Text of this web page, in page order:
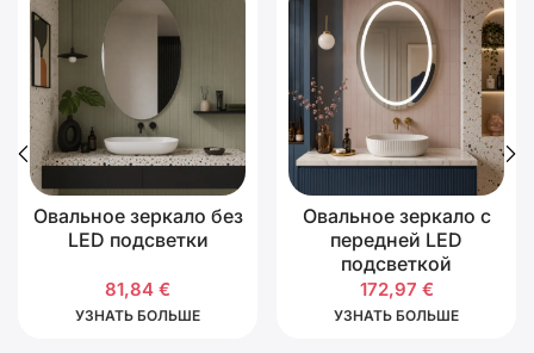
Овальное зеркало без
LED подсветки
81,84 €
УЗНАТЬ БОЛЬШЕ
Овальное зеркало с
передней LED
подсветкой
172,97 €
УЗНАТЬ БОЛЬШЕ